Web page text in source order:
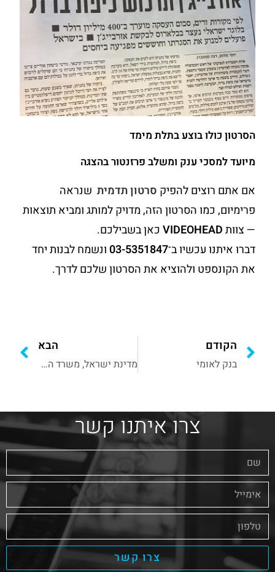
הסרטון כולו בוצע בתלת מימד
מיועד למסכי ענק ומשלב פרזנטור בהצגה
אם אתם רוצים להפיק סרטון תדמית שנראה
פרימיום, כמו הסרטון הזה, מדויק למותג ומביא תוצאות
— צוותVIDEOHEADכאן בשבילכם.
דברו איתנו עכשיו ב־03-5351847ונשמח לבנות יחד
את הקונספט ולהוציא את הסרטון שלכם לדרך.
הקודם
בנק לאומי
הבא
מדינת ישראל, משרד החוץ
צרו איתנו קשר
צרו קשר